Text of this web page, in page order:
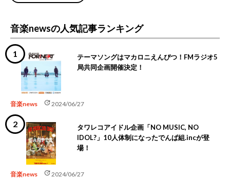
音楽newsの人気記事ランキング
テーマソングはマカロニえんぴつ！FMラジオ5
局共同企画開催決定！
音楽news update2024/06/27
タワレコアイドル企画「NO MUSIC, NO
IDOL?」10人体制になったでんぱ組.incが登
場！
音楽news update2024/06/27